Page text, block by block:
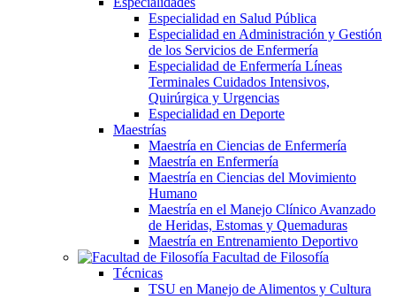
Especialidad en Salud Pública
Especialidad en Administración y Gestión
de los Servicios de Enfermería
Especialidad de Enfermería Líneas
Terminales Cuidados Intensivos,
Quirúrgica y Urgencias
Especialidad en Deporte
Maestrías
Maestría en Ciencias de Enfermería
Maestría en Enfermería
Maestría en Ciencias del Movimiento
Humano
Maestría en el Manejo Clínico Avanzado
de Heridas, Estomas y Quemaduras
Maestría en Entrenamiento Deportivo
Facultad de Filosofía
Técnicas
TSU en Manejo de Alimentos y Cultura